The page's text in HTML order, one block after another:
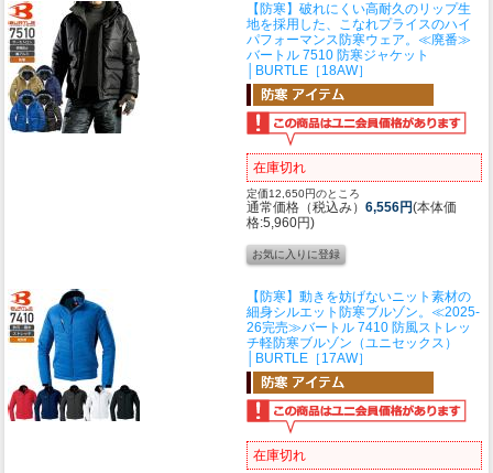
【防寒】破れにくい高耐久のリップ生
地を採用した、こなれプライスのハイ
パフォーマンス防寒ウェア。 ≪廃番≫
バートル 7510 防寒ジャケット
│BURTLE［18AW］
在庫切れ
定価12,650円のところ
通常価格（税込み） 6,556円(本体価
格:5,960円)
【防寒】動きを妨げないニット素材の
細身シルエット防寒ブルゾン。 ≪2025-
26完売≫バートル 7410 防風ストレッ
チ軽防寒ブルゾン（ユニセックス）
│BURTLE［17AW］
在庫切れ